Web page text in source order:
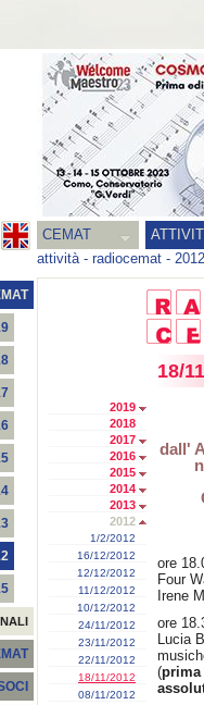
CEMAT
attività- radiocemat - 2012
2019
2018
2017
2016
2015
2014
2013
2012
1/2/2012
16/12/2012
12/12/2012
11/12/2012
10/12/2012
24/11/2012
23/11/2012
22/11/2012
18/11/2012
08/11/2012
18/
dall'
ore
Four
Irene
ore
Lucia
(prima